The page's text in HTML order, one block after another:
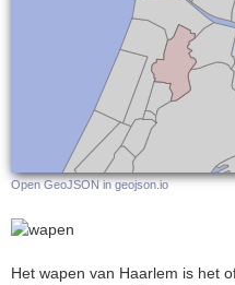
Open GeoJSON in geojson.io
Het wapen van Haarlem is het